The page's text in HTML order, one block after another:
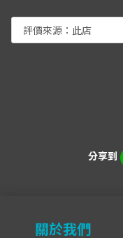
分享到
關於我們